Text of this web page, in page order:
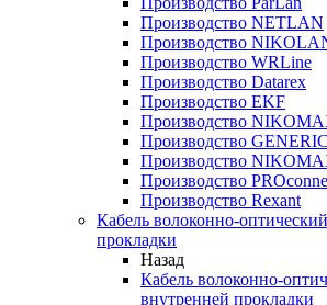
Производство NETLAN
Производство
Производство WRLine
Производство Datarex
Производство EKF
Производство
Производство
Производство
Производство
Производство Rexant
Кабель волоконно-
прокладки
Назад
Кабель волоконно-
внутренней прокладки